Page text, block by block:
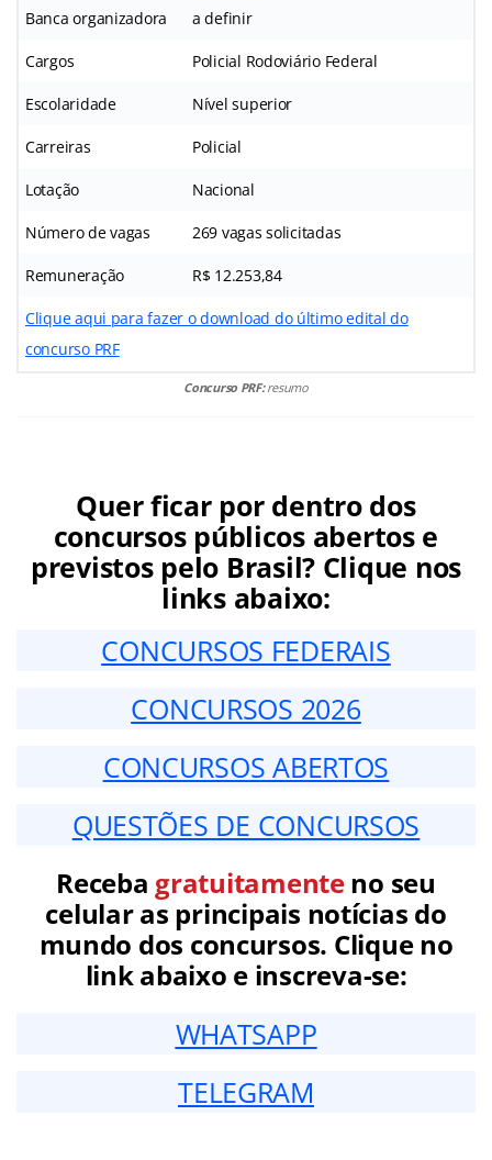
Banca organizadora a definir
Cargos Policial Rodoviário Federal
Escolaridade Nível superior
Carreiras Policial
Lotação Nacional
Número de vagas 269 vagas solicitadas
Remuneração R$ 12.253,84
Clique aqui para fazer o download do último edital do
concurso PRF
Concurso PRF:resumo
Quer ficar por dentro dos
concursos públicos abertos e
previstos pelo Brasil? Clique nos
links abaixo:
CONCURSOS FEDERAIS
CONCURSOS 2026
CONCURSOS ABERTOS
QUESTÕES DE CONCURSOS
Receba gratuitamenteno seu
celular as principais notícias do
mundo dos concursos. Clique no
link abaixo e inscreva-se:
WHATSAPP
TELEGRAM